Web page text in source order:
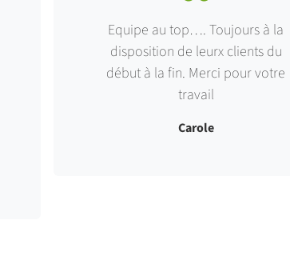
Equipe au top…. Toujours à la
disposition de leurx clients du
début à la fin. Merci pour votre
travail
Carole